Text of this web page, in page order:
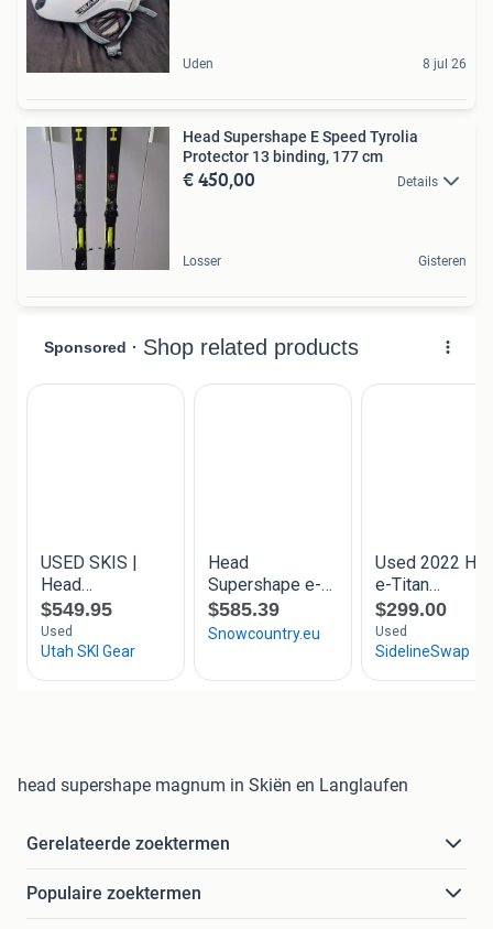
Uden 8 jul 26
Head Supershape E Speed Tyrolia
Protector 13 binding, 177 cm
€ 450,00 Details
Losser Gisteren
head supershape magnum in Skiën en Langlaufen
Gerelateerde zoektermen
Populaire zoektermen